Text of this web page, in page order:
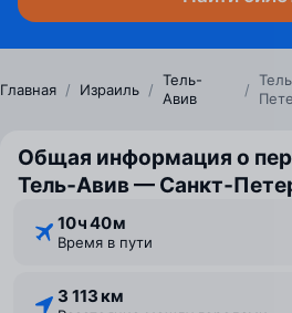
Главная / Израиль /
Тель-
Авив
/
Общая информация о
Тель‑Авив —
10 ⁠ч 40 ⁠м
Время в пути
3 113 км